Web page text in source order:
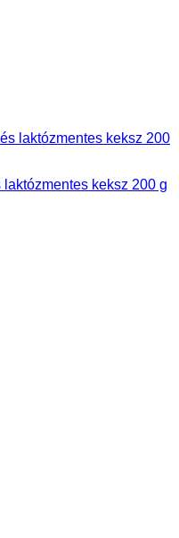
keksz 200 g